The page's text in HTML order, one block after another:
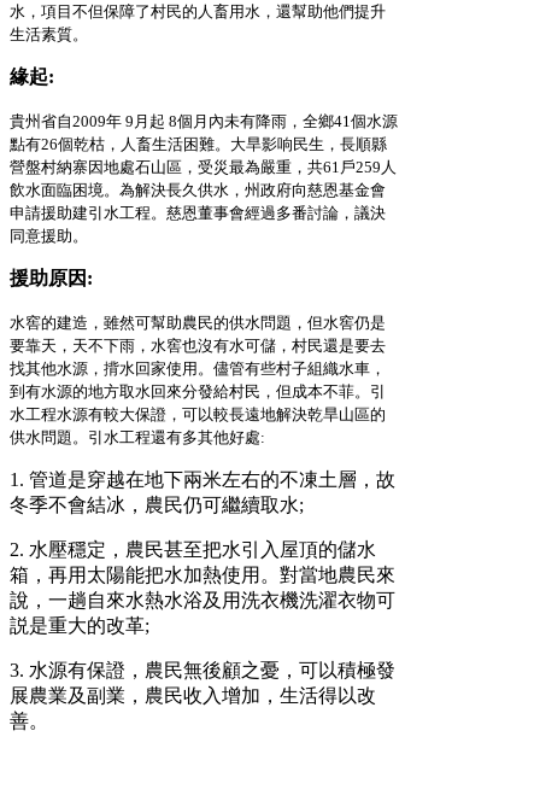
水，項目不但保障了村民的人畜用水，還幫助他們提升
生活素質。
緣起:
貴州省自2009年 9 月起 8個月內未有降雨，全鄉41個水源
點有26個乾枯，人畜生活困難。大旱影响民生，長順縣
營盤村納寨因地處石山區，受災最為嚴重，共61戶259 人
飲水面臨困境。為解決長久供水，州政府向慈恩基金會
申請援助建引水工程。慈恩董事會經過多番討論，議決
同意援助。
援助原因 :
水窖的建造，雖然可幫助農民的供水問題，但水窖仍是
要靠天，天不下雨，水窖也沒有水可儲，村民還是要去
找其他水源，揹水回家使用。儘管有些村子組織水車，
到有水源的地方取水回來分發給村民，但成本不菲。引
水工程水源有較大保證，可以較長遠地解決乾旱山區的
供水問題。引水工程還有多其他好處:
1. 管道是穿越在地下兩米左右的不凍土層，故
冬季不會結冰，農民仍可繼續取水;
2. 水壓穩定，農民甚至把水引入屋頂的儲水
箱，再用太陽能把水加熱使用。對當地農民來
說，一趟自來水熱水浴及用洗衣機洗濯衣物可
説是重大的改革;
3. 水源有保證，農民無後顧之憂，可以積極發
展農業及副業，農民收入增加，生活得以改
善。